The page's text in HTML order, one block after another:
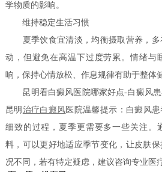
学物质的影响。
维持稳定生活习惯
夏季饮食宜清淡，均衡摄取营养，多
动，但避免在高温下过度劳累。情绪与
响，保持心情放松、作息规律有助于整体
昆明看白癜风医院哪家好点-白癜风患
昆明 治疗白癜风 医院温馨提示：白癜风
细致的过程，夏季更需要多一些关注。
料，可以更好地适应季节变化，让皮肤
况不同，若有特定疑虑，建议咨询专业医